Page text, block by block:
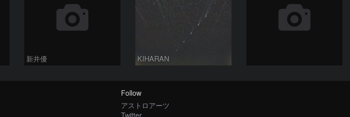
新井優 KIHARAN
Follow
アストロアーツ
Twitter